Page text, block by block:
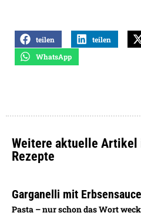
teilen teilen
WhatsApp
Weitere aktuelle Artikel
Rezepte
Garganelli mit Erbsensauce
Pasta – nur schon das Wort